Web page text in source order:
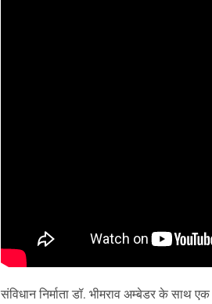
संविधान निर्माता डॉ. भीमराव अम्बेडर के साथ